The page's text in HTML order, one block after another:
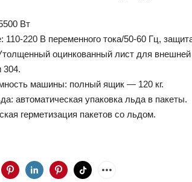
Вт
110-220 В переменного тока/50-60 Гц,
оцинкованный лист для
304.
машины: полный ящик — 120 кг.
автоматическая упаковка льда в пакеты.
герметизация пакетов со льдом.